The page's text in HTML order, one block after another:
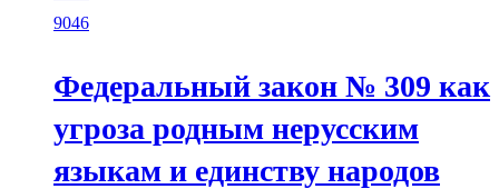
9046
Федеральный закон № 309 как
угроза родным нерусским
языкам и единству народов